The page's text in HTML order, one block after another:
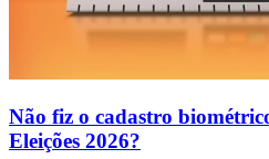
Não fiz o cadastro
Eleições 2026?